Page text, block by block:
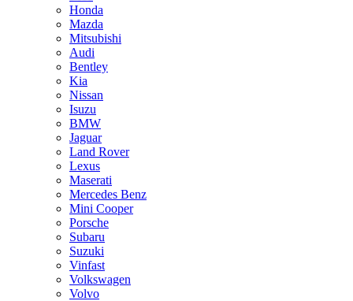
Honda
Mazda
Mitsubishi
Audi
Bentley
Kia
Nissan
Isuzu
BMW
Jaguar
Land Rover
Lexus
Maserati
Mercedes Benz
Mini Cooper
Porsche
Subaru
Suzuki
Vinfast
Volkswagen
Volvo